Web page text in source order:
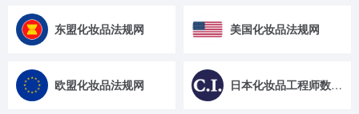
东盟化妆品法规网 美国化妆品法规网
欧盟化妆品法规网 日本化妆品工程师数据库